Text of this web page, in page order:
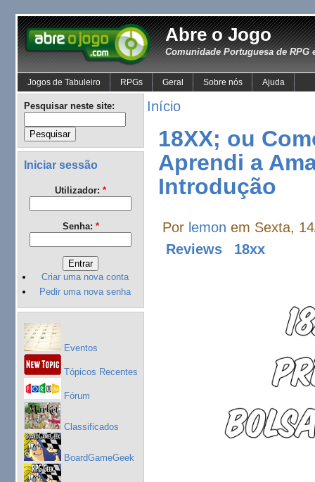
Abre o Jogo
Comunidade Portuguesa de RPG
Jogos de Tabuleiro RPGs Geral Sobre nós Ajuda
Pesquisar neste site:
Iniciar sessão
Utilizador: *
Senha: *
Criar uma nova conta
Pedir uma nova senha
Eventos
Tópicos Recentes
Fórum
Classificados
BoardGameGeek
Início
18XX; ou
Aprendi a
Introdução
Por lemon em Sexta,
Reviews
18xx